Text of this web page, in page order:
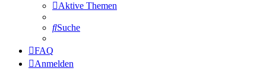
Aktive Themen
Suche
FAQ
Anmelden